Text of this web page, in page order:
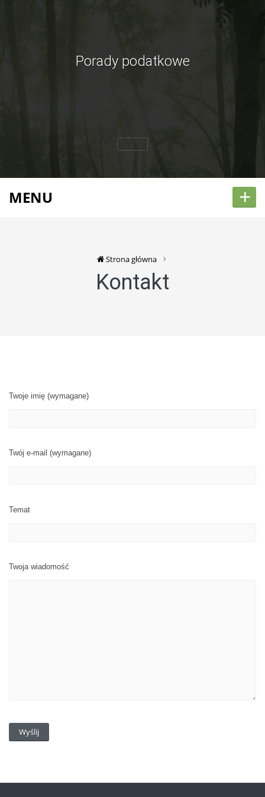
Porady podatkowe
MENU +
Strona główna
Kontakt
Twoje imię (wymagane)
Twój e-mail (wymagane)
Temat
Twoja wiadomość